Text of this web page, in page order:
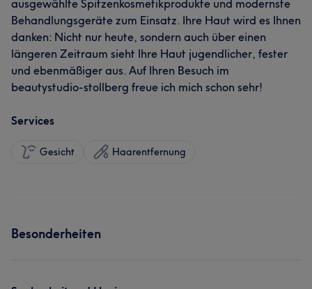
ausgewählte Spitzenkosmetikprodukte und modernste
Behandlungsgeräte zum Einsatz. Ihre Haut wird es Ihnen
danken: Nicht nur heute, sondern auch über einen
längeren Zeitraum sieht Ihre Haut jugendlicher, fester
und ebenmäßiger aus. Auf Ihren Besuch im
beautystudio-stollberg freue ich mich schon sehr!
Services
Gesicht Haarentfernung
Besonderheiten